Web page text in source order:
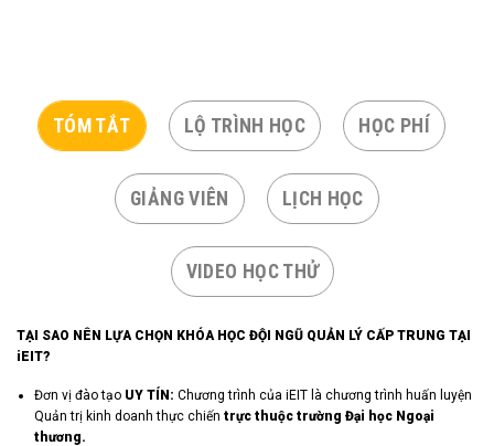
TÓM TẮT LỘ TRÌNH HỌC HỌC PHÍ
GIẢNG VIÊN LỊCH HỌC
VIDEO HỌC THỬ
TẠI SAO NÊN LỰA CHỌN KHÓA HỌC ĐỘI NGŨ QUẢN LÝ CẤP TRUNG TẠI
iEIT?
Đơn vị đào tạo UY TÍN: Chương trình của iEIT là chương trình huấn luyện
Quản trị kinh doanh thực chiến trực thuộc trường Đại học Ngoại
thương.